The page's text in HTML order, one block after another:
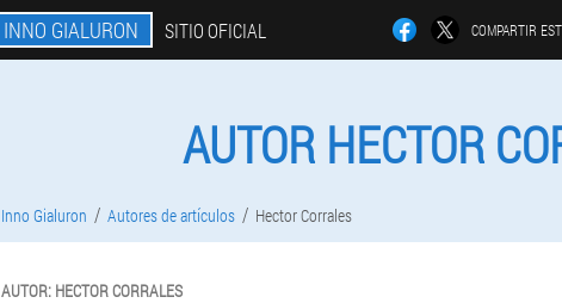
INNO GIALURON SITIO OFICIAL COMPARTIR
AUTOR HECTOR
Inno Gialuron Autores de artículos Hector Corrales
AUTOR: HECTORCORRALES